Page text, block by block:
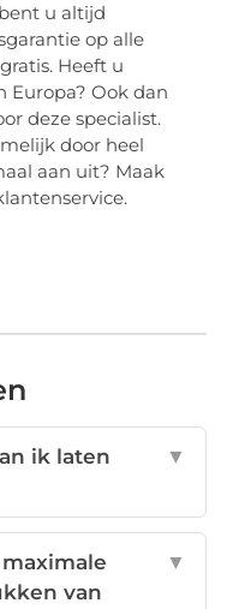
u altijd
op alle
Heeft u
Europa? Ook dan
deze specialist.
door heel
aan uit? Maak
ik laten
▼
van
▼